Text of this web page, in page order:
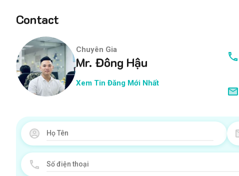
Contact
Chuyên Gia
Mr. Đông Hậu
Xem Tin Đăng Mới Nhất